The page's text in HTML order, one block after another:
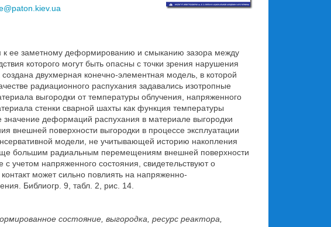
к ее заметному деформированию и смыканию зазора между
которого могут быть опасны с точки зрения нарушения
двухмерная конечно-элементная модель, в которой
радиационного распухания задавались изотропные
выгородки от температуры облучения, напряженного
стенки сварной шахты как функция температуры
деформаций распухания в материале выгородки
поверхности выгородки в процессе эксплуатации
модели, не учитывающей историю накопления
большим радиальным перемещениям внешней поверхности
учетом напряженного состояния, свидетельствуют о
может сильно повлиять на напряженно-
Библиогр. 9, табл. 2, рис. 14.
состояние, выгородка, ресурс реактора,